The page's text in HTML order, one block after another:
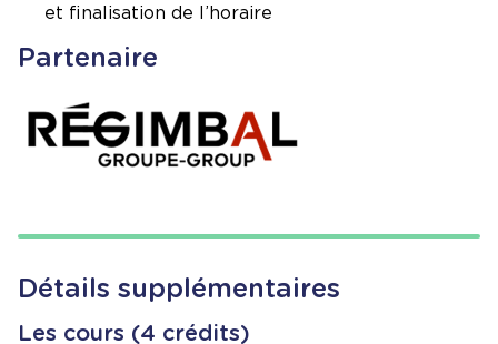
et finalisation de l’horaire
Partenaire
Détails supplémentaires
Les cours (4 crédits)